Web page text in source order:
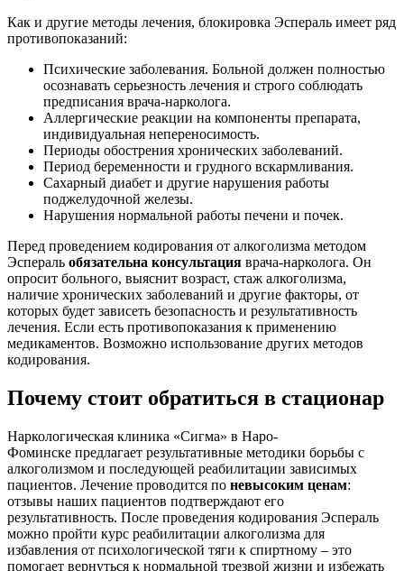
Как и другие методы лечения, блокировка Эспераль имеет ряд
противопоказаний:
Психические заболевания. Больной должен полностью
осознавать серьезность лечения и строго соблюдать
предписания врача-нарколога.
Аллергические реакции на компоненты препарата,
индивидуальная непереносимость.
Периоды обострения хронических заболеваний.
Период беременности и грудного вскармливания.
Сахарный диабет и другие нарушения работы
поджелудочной железы.
Нарушения нормальной работы печени и почек.
Перед проведением кодирования от алкоголизма методом
Эспераль обязательна консультация врача-нарколога. Он
опросит больного, выяснит возраст, стаж алкоголизма,
наличие хронических заболеваний и другие факторы, от
которых будет зависеть безопасность и результативность
лечения. Если есть противопоказания к применению
медикаментов. Возможно использование других методов
кодирования.
Почему стоит обратиться в стационар
Наркологическая клиника «Сигма» в Наро-
Фоминске предлагает результативные методики борьбы с
алкоголизмом и последующей реабилитации зависимых
пациентов. Лечение проводится по невысоким ценам:
отзывы наших пациентов подтверждают его
результативность. После проведения кодирования Эспераль
можно пройти курс реабилитации алкоголизма для
избавления от психологической тяги к спиртному – это
помогает вернуться к нормальной трезвой жизни и избежать